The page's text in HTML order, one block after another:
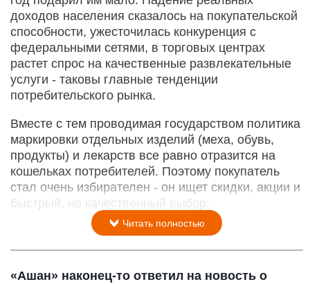
доходов населения сказалось на покупательской
способности, ужесточилась конкуренция с
федеральными сетями, в торговых центрах
растет спрос на качественные развлекательные
услуги - таковы главные тенденции
потребительского рынка.
Вместе с тем проводимая государством политика
маркировки отдельных изделий (меха, обувь,
продукты) и лекарств все равно отразится на
кошельках потребителей. Поэтому покупатель
стал очень избирателен - он ищет скидки, акции и
быстрый, но качественный выбор.
Читать полностью
«Ашан» наконец-то ответил на новость о